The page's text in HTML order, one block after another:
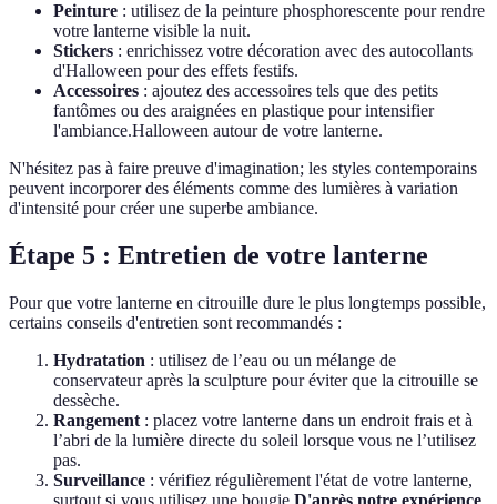
Peinture : utilisez de la peinture phosphorescente pour rendre
votre lanterne visible la nuit.
Stickers : enrichissez votre décoration avec des autocollants
d'Halloween pour des effets festifs.
Accessoires : ajoutez des accessoires tels que des petits
fantômes ou des araignées en plastique pour intensifier
l'ambiance.Halloween autour de votre lanterne.
N'hésitez pas à faire preuve d'imagination; les styles contemporains
peuvent incorporer des éléments comme des lumières à variation
d'intensité pour créer une superbe ambiance.
Étape 5 : Entretien de votre lanterne
Pour que votre lanterne en citrouille dure le plus longtemps possible,
certains conseils d'entretien sont recommandés :
Hydratation : utilisez de l’eau ou un mélange de
conservateur après la sculpture pour éviter que la citrouille se
dessèche.
Rangement : placez votre lanterne dans un endroit frais et à
l’abri de la lumière directe du soleil lorsque vous ne l’utilisez
pas.
Surveillance : vérifiez régulièrement l'état de votre lanterne,
surtout si vous utilisez une bougie.D'après notre expérience,